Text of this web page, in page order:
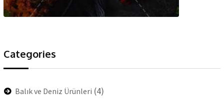
Categories
Balık ve Deniz Ürünleri (4)